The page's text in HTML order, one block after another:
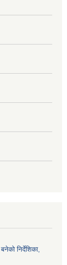
निर्देशिका,